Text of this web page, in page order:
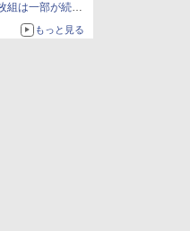
組は一部が続騰
もっと見る